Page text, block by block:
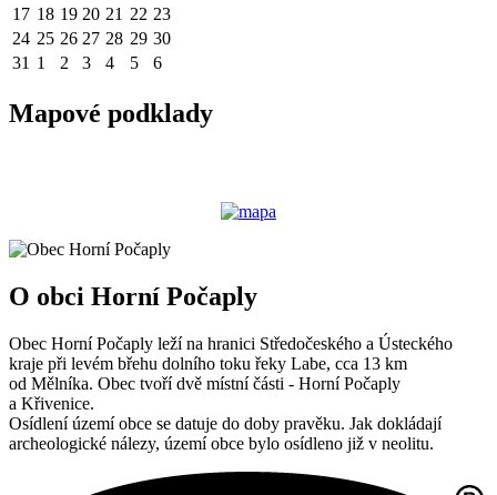
17 18 19 20 21 22 23
24 25 26 27 28 29 30
31 1 2 3 4 5 6
Mapové podklady
O obci Horní Počaply
Obec Horní Počaply leží na hranici Středočeského a Ústeckého
kraje při levém břehu dolního toku řeky Labe, cca 13 km
od Mělníka. Obec tvoří dvě místní části - Horní Počaply
a Křivenice.
Osídlení území obce se datuje do doby pravěku. Jak dokládají
archeologické nálezy, území obce bylo osídleno již v neolitu.